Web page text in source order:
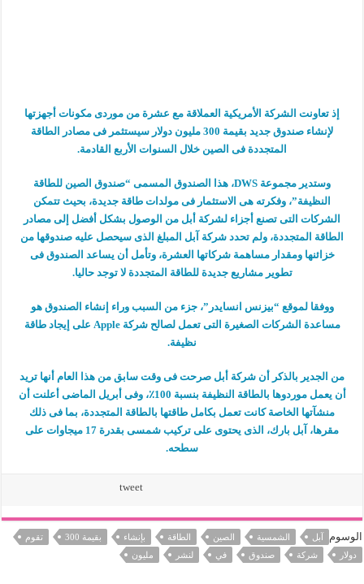
إذ تعاونت الشركة الأمريكية العملاقة مع عشرة من موردى مكونات أجهزتها
لإنشاء صندوق جديد بقيمة 300 مليون دولار سيستثمر فى مصادر الطاقة
المتجددة فى الصين خلال السنوات الأربع القادمة.
وستدير مجموعة DWS، هذا الصندوق المسمى “صندوق الصين للطاقة
النظيفة”، وفكرته هى الاستثمار فى مولدات طاقة جديدة، بحيث تتمكن
الشركات التى تصنع أجزاء لشركة أبل من الوصول بشكل أفضل إلى مصادر
الطاقة المتجددة، ولم تحدد شركة آبل المبلغ الذى سيحصل عليه صندوقها من
خزائنها ومقدار مساهمة شركاتها العشرة، وتأمل أن يساعد الصندوق فى
تطوير مشاريع جديدة للطاقة المتجددة لا توجد حاليا.
ووفقا لموقع “بيزنس انسايدر”، جزء من السبب وراء إنشاء الصندوق هو
مساعدة الشركات الصغيرة التى تعمل لصالح شركة Apple على إيجاد طاقة
نظيفة.
من الجدير بالذكر أن شركة أبل صرحت فى وقت سابق من هذا العام أنها تريد
أن يعمل موردوها بالطاقة النظيفة بنسبة 100٪، وفى أبريل الماضى أعلنت أن
منشآتها الخاصة كانت تعمل بكامل طاقتها بالطاقة المتجددة، بما فى ذلك
مقرها، آبل بارك، الذى يحتوى على تركيب شمسى بقدرة 17 ميجاوات على
سطحه.
tweet
الوسوم آبل الشمسية الصين الطاقة بإنشاء بقيمة 300
تقوم
دولار
شركة صندوق في لنشر مليون